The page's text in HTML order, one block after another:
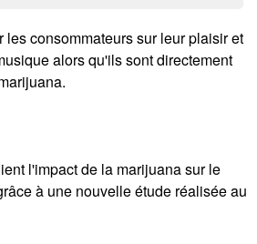
les consommateurs sur leur plaisir et
alors qu'ils sont directement
l'impact de la marijuana sur le
à une nouvelle étude réalisée au